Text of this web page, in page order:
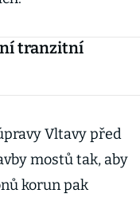
tranzitní
Vltavy před
mostů tak, aby
korun pak